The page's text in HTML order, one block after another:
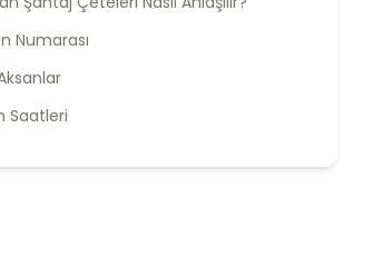
Numarası
Saatleri